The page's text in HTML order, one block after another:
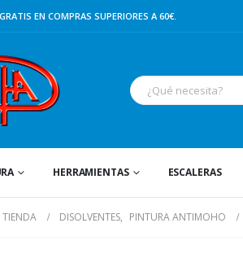
EN COMPRAS SUPERIORES A 60€.
HERRAMIENTAS ESCALERAS
TIENDA DISOLVENTES, PINTURA ANTIMOHO